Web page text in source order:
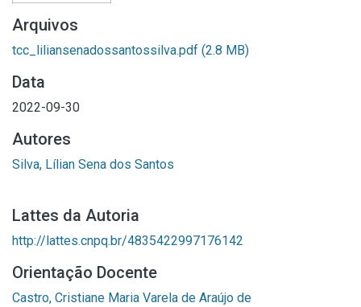
Arquivos
tcc_liliansenadossantossilva.pdf (2.8 MB)
Data
2022-09-30
Autores
Silva, Lílian Sena dos Santos
Lattes da Autoria
http://lattes.cnpq.br/4835422997176142
Orientação Docente
Castro, Cristiane Maria Varela de Araújo de